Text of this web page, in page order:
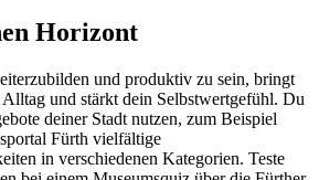
Horizont
und produktiv zu sein, bringt
und stärkt dein Selbstwertgefühl. Du
deiner Stadt nutzen, zum Beispiel
Fürth vielfältige
in verschiedenen Kategorien. Teste